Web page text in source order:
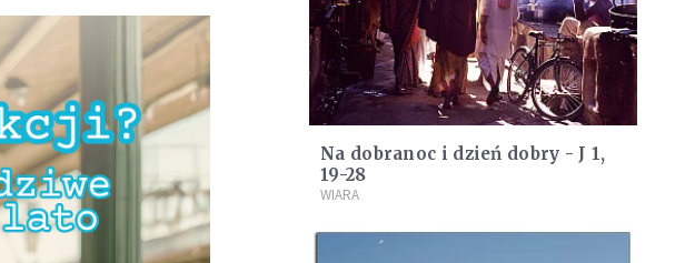
Na dobranoc i dzień dobry - J 1,
19-28
WIARA